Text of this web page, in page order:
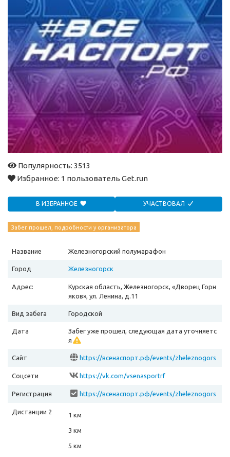
Популярность: 3513
Избранное: 1 пользователь Get.run
В ИЗБРАННОЕ УЧАСТВОВАЛ
Забег прошел, подробности у организатора
Название Железногорский полумарафон
Город Железногорск
Адрес:
Курская область, Железногорск, «Дворец Горн
яков», ул. Ленина, д.11
Вид забега Городской
Дата
Забег уже прошел, следующая дата уточняетс
я
Сайт
https://всенаспорт.рф/events/zheleznogors
Соцсети
https://vk.com/vsenasportrf
Регистрация
https://всенаспорт.рф/events/zheleznogors
Дистанции 2
1 км
3 км
5 км